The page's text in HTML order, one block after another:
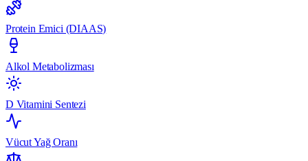
Protein Emici (DIAAS)
Alkol Metabolizması
D Vitamini Sentezi
Vücut Yağ Oranı